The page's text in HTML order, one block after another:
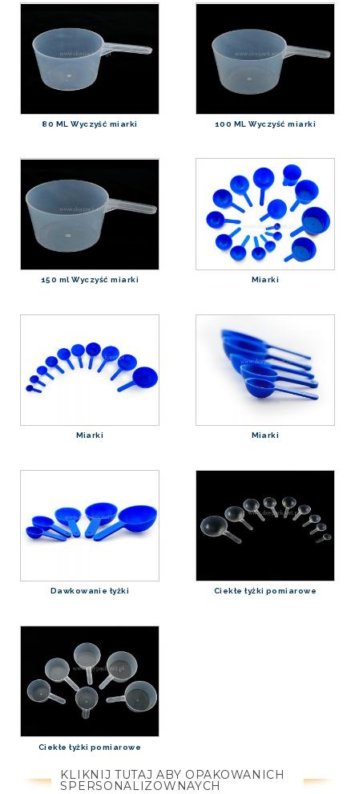
80 ML Wyczyść miarki 100 ML Wyczyść miarki
150 ml Wyczyść miarki Miarki
Miarki Miarki
Dawkowanie łyżki Ciekłe łyżki pomiarowe
Ciekłe łyżki pomiarowe
KLIKNIJ TUTAJ ABY OPAKOWANICH
SPERSONALIZOWNAYCH